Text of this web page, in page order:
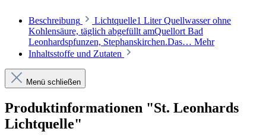
Beschreibung
Lichtquelle1 Liter Quellwasser ohne
Kohlensäure, täglich abgefüllt amQuellort Bad
Leonhardspfunzen, Stephanskirchen.Das… Mehr
Inhaltsstoffe und Zutaten
Menü schließen
Produktinformationen "St. Leonhards
Lichtquelle"